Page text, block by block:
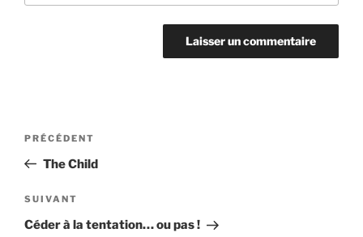
Navigation
l’article
Article
précédent
PRÉCÉDENT
The Child
Article
suivant
SUIVANT
Céder à la tentation… ou pas !